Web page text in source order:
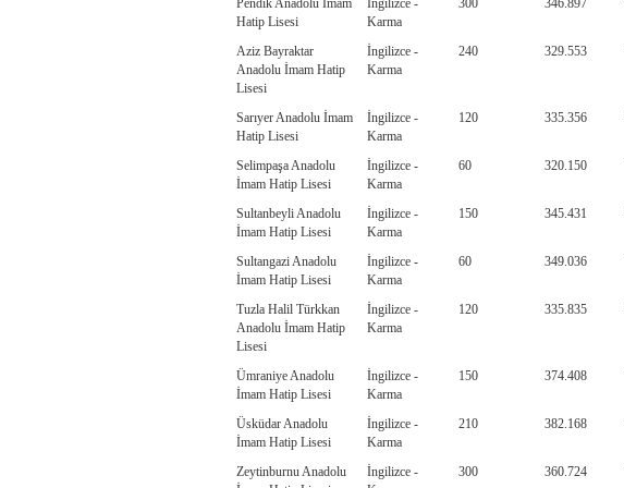
Pendik Anadolu İmam
Hatip Lisesi
İngilizce -
Karma
300 346.897
Aziz Bayraktar
Anadolu İmam Hatip
Lisesi
İngilizce -
Karma
240 329.553
Sarıyer Anadolu İmam
Hatip Lisesi
İngilizce -
Karma
120 335.356
Selimpaşa Anadolu
İmam Hatip Lisesi
İngilizce -
Karma
60 320.150
Sultanbeyli Anadolu
İmam Hatip Lisesi
İngilizce -
Karma
150 345.431
Sultangazi Anadolu
İmam Hatip Lisesi
İngilizce -
Karma
60 349.036
Tuzla Halil Türkkan
Anadolu İmam Hatip
Lisesi
İngilizce -
Karma
120 335.835
Ümraniye Anadolu
İmam Hatip Lisesi
İngilizce -
Karma
150 374.408
Üsküdar Anadolu
İmam Hatip Lisesi
İngilizce -
Karma
210 382.168
Zeytinburnu Anadolu
İngilizce -
300 360.724